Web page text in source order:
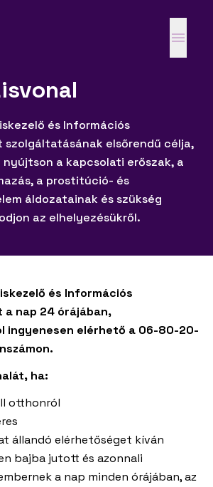
és Információs
szolgáltatásának elsőrendű célja,
a kapcsolati erőszak, a
a prostitúció- és
áldozatainak és szükség
az elhelyezésükről.
és Információs
a nap 24 órájában,
ingyenesen elérhető a 06-80-20-
ha:
otthonról
állandó elérhetőséget kíván
bajba jutott és azonnali
a nap minden órájában, az